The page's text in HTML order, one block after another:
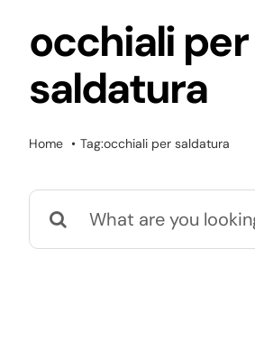
occhiali per
saldatura
Home Tag:occhiali per saldatura
Cerca
per: